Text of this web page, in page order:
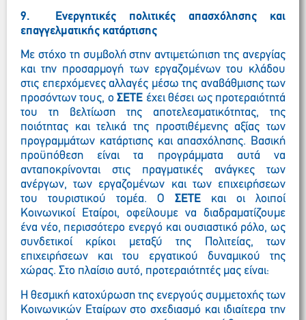
9. Ενεργητικές πολιτικές απασχόλησης και
επαγγελματικής κατάρτισης
Με στόχο τη συμβολή στην αντιμετώπιση της ανεργίας
και την προσαρμογή των εργαζομένων του κλάδου
στις επερχόμενες αλλαγές μέσω της αναβάθμισης των
προσόντων τους, οΣΕΤΕ έχει θέσει ως προτεραιότητά
του τη βελτίωση της αποτελεσματικότητας, της
ποιότητας και τελικά της προστιθέμενης αξίας των
προγραμμάτων κατάρτισης και απασχόλησης. Βασική
προϋπόθεση είναι τα προγράμματα αυτά να
ανταποκρίνονται στις πραγματικές ανάγκες των
ανέργων, των εργαζομένων και των επιχειρήσεων
του τουριστικού τομέα. Ο ΣΕΤΕκαι οι λοιποί
Κοινωνικοί Εταίροι, οφείλουμε να διαδραματίζουμε
ένα νέο, περισσότερο ενεργό και ουσιαστικό ρόλο, ως
συνδετικοί κρίκοι μεταξύ της Πολιτείας, των
επιχειρήσεων και του εργατικού δυναμικού της
χώρας. Στο πλαίσιο αυτό, προτεραιότητές μας είναι:
Η θεσμική κατοχύρωση της ενεργούς συμμετοχής των
Κοινωνικών Εταίρων στο σχεδιασμό και ιδιαίτερα την